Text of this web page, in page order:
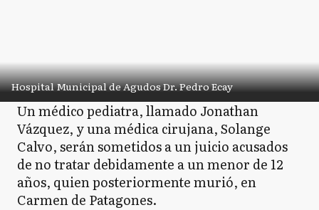
Hospital Municipal de Agudos Dr. Pedro Ecay
Un médico pediatra, llamado Jonathan
Vázquez, y una médica cirujana, Solange
Calvo, serán sometidos a un juicio acusados
de no tratar debidamente a un menor de 12
años, quien posteriormente murió, en
Carmen de Patagones.